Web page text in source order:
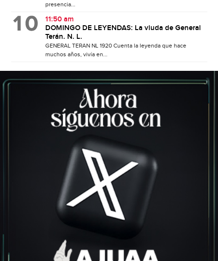
presencia...
11:50 am
DOMINGO DE LEYENDAS: La viuda de General
Terán. N. L.
GENERAL TERAN NL 1920 Cuenta la leyenda que hace
muchos años, vivía en...